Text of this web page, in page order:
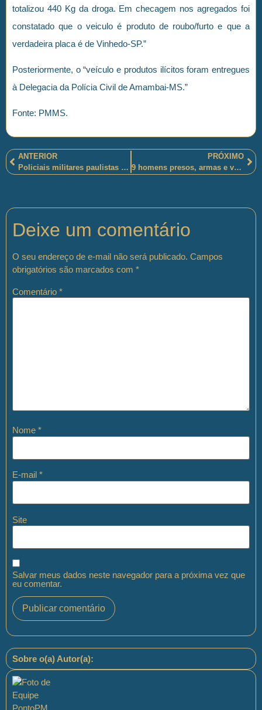
totalizou 440 Kg da droga. Em checagem nos agregados foi
constatado que o veiculo é produto de roubo/furto e que a
verdadeira placa é de Vinhedo-SP.”
Posteriormente, o “veículo e produtos ilícitos foram entregues
à Delegacia da Polícia Civil de Amambai-MS.”
Fonte: PMMS.
ANTERIOR
Policiais militares paulistas prenderam um homem que trazia consigo diversos registros sobre a criminalidade organizada em São Paulo-SP
PRÓXIMO
9 homens presos, armas e veículos apreendidos pelos policiais militares fluminenses
Deixe um comentário
O seu endereço de e-mail não será publicado. Campos
obrigatórios são marcados com *
Comentário *
Nome *
E-mail *
Site
Salvar meus dados neste navegador para a próxima vez que
eu comentar.
Sobre o(a) Autor(a):